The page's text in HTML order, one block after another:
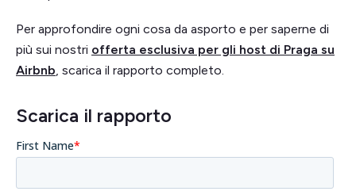
Per approfondire ogni cosa da asporto e per saperne di
più sui nostri offerta esclusiva per gli host di Praga su
Airbnb , scarica il rapporto completo.
Scarica il rapporto